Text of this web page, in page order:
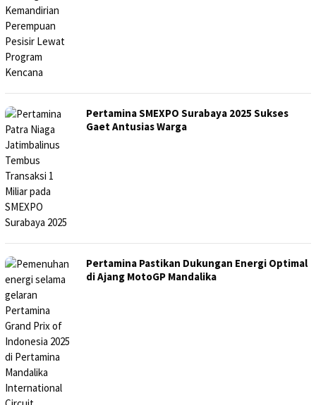
Pertamina SMEXPO Surabaya 2025 Sukses
Gaet Antusias Warga
Pertamina Pastikan Dukungan Energi Optimal
di Ajang MotoGP Mandalika